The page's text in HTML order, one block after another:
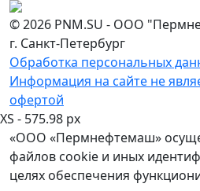
© 2026 PNM.SU - ООО
г. Санкт-Петербург
Обработка персональных
Информация на сайте не
офертой
XS - 575.98 px
«ООО «Пермнефтемаш»
файлов cookie и иных
целях обеспечения